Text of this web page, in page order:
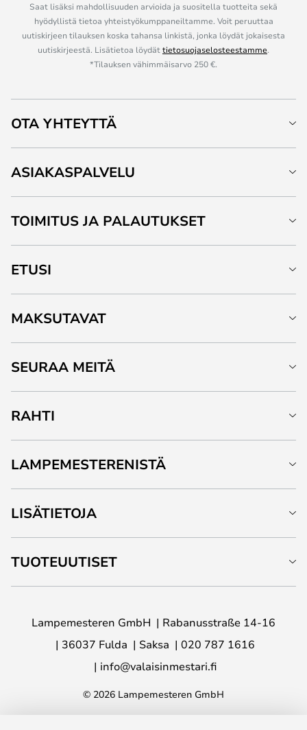
Saat lisäksi mahdollisuuden arvioida ja suositella tuotteita sekä
hyödyllistä tietoa yhteistyökumppaneiltamme. Voit peruuttaa
uutiskirjeen tilauksen koska tahansa linkistä, jonka löydät jokaisesta
uutiskirjeestä. Lisätietoa löydättietosuojaselosteestamme.
*Tilauksen vähimmäisarvo 250 €.
OTA YHTEYTTÄ
ASIAKASPALVELU
TOIMITUS JA PALAUTUKSET
ETUSI
MAKSUTAVAT
SEURAA MEITÄ
RAHTI
LAMPEMESTERENISTÄ
LISÄTIETOJA
TUOTEUUTISET
Lampemesteren GmbH
Rabanusstraße 14-16
36037 Fulda
Saksa
020 787 1616
info@valaisinmestari.fi
© 2026 Lampemesteren GmbH